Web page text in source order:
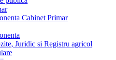
Cabinet Primar
Juridic si Registru agricol